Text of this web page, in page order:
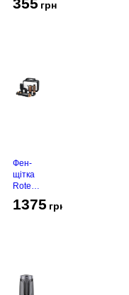
грн
Фен-
щітка
Rotex
490-T
1375 грн